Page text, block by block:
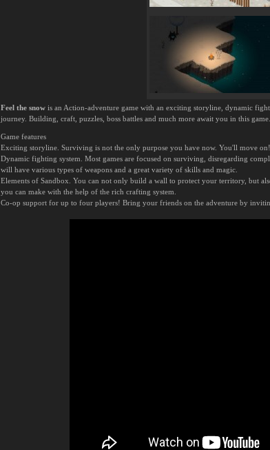
Feel the snow is an Action-adventure game with an exciting storyline, dynamic
journey. Building, craft, puzzles, boss battles and much more await you in this game.
Game features
Exciting storyline. Surviving is not the only purpose you have now. You'll move
Dynamic fighting system. Most games are focused on surviving, disregarding
will have various types of weapons and a great variety of skills and magic.
Elements of Sandbox. You can not only build a wall to protect your territory, but
you can make with the help of the rich crafting system.
Co-op support for up to four players! Bring your friends on the adventure by